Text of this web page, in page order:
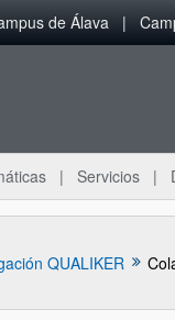
de Álava
Servicios
QUALIKER